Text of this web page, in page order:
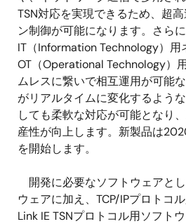
TSN対応を実現できるため、超
ン制御が可能になります。さら
IT（Information Technology）用
OT（Operational Technology）
ムレスに繋いで相互運用が可能
がリアルタイムに変化するよう
しても柔軟な対応が可能となり
産性が向上します。新製品は
を開始します。
開発に必要なソフトウェアと
ウェアに加え、TCP/IPプロトコ
Link IE TSNプロトコル用ソフト